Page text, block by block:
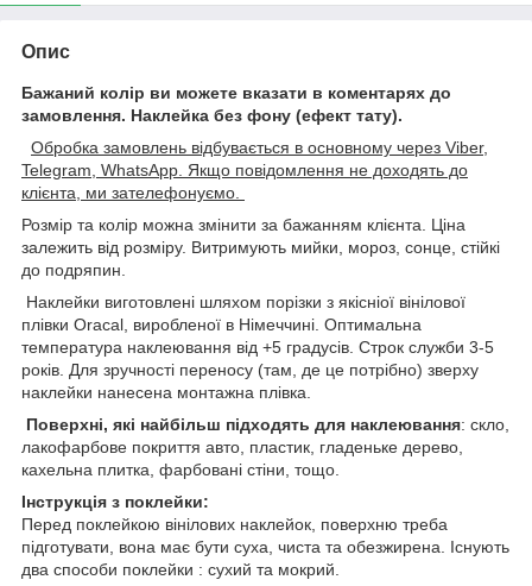
Опис
Бажаний колір ви можете вказати в коментарях до
замовлення. Наклейка без фону (ефект тату).
Обробка замовлень відбувається в основному через Viber,
Telegram, WhatsApp. Якщо повідомлення не доходять до
клієнта, ми зателефонуємо.
Розмір та колір можна змінити за бажанням клієнта. Ціна
залежить від розміру. Витримують мийки, мороз, сонце, стійкі
до подряпин.
Наклейки виготовлені шляхом порізки з якісніої вінілової
плівки Oracal, виробленої в Німеччині. Оптимальна
температура наклеювання від +5 градусів. Строк служби 3-5
років. Для зручності переносу (там, де це потрібно) зверху
наклейки нанесена монтажна плівка.
Поверхні, які найбільш підходять для наклеювання: скло,
лакофарбове покриття авто, пластик, гладеньке дерево,
кахельна плитка, фарбовані стіни, тощо.
Інструкція з поклейки:
Перед поклейкою вінілових наклейок, поверхню треба
підготувати, вона має бути суха, чиста та обезжирена. Існують
два способи поклейки : сухий та мокрий.